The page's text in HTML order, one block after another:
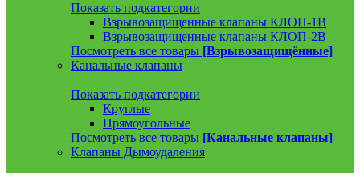
Показать подкатегории
Взрывозащищенные клапаны КЛОП-1В
Взрывозащищенные клапаны КЛОП-2В
Посмотреть все товары [Взрывозащищённые]
Канальные клапаны
Показать подкатегории
Круглые
Прямоугольные
Посмотреть все товары [Канальные клапаны]
Клапаны Дымоудаления